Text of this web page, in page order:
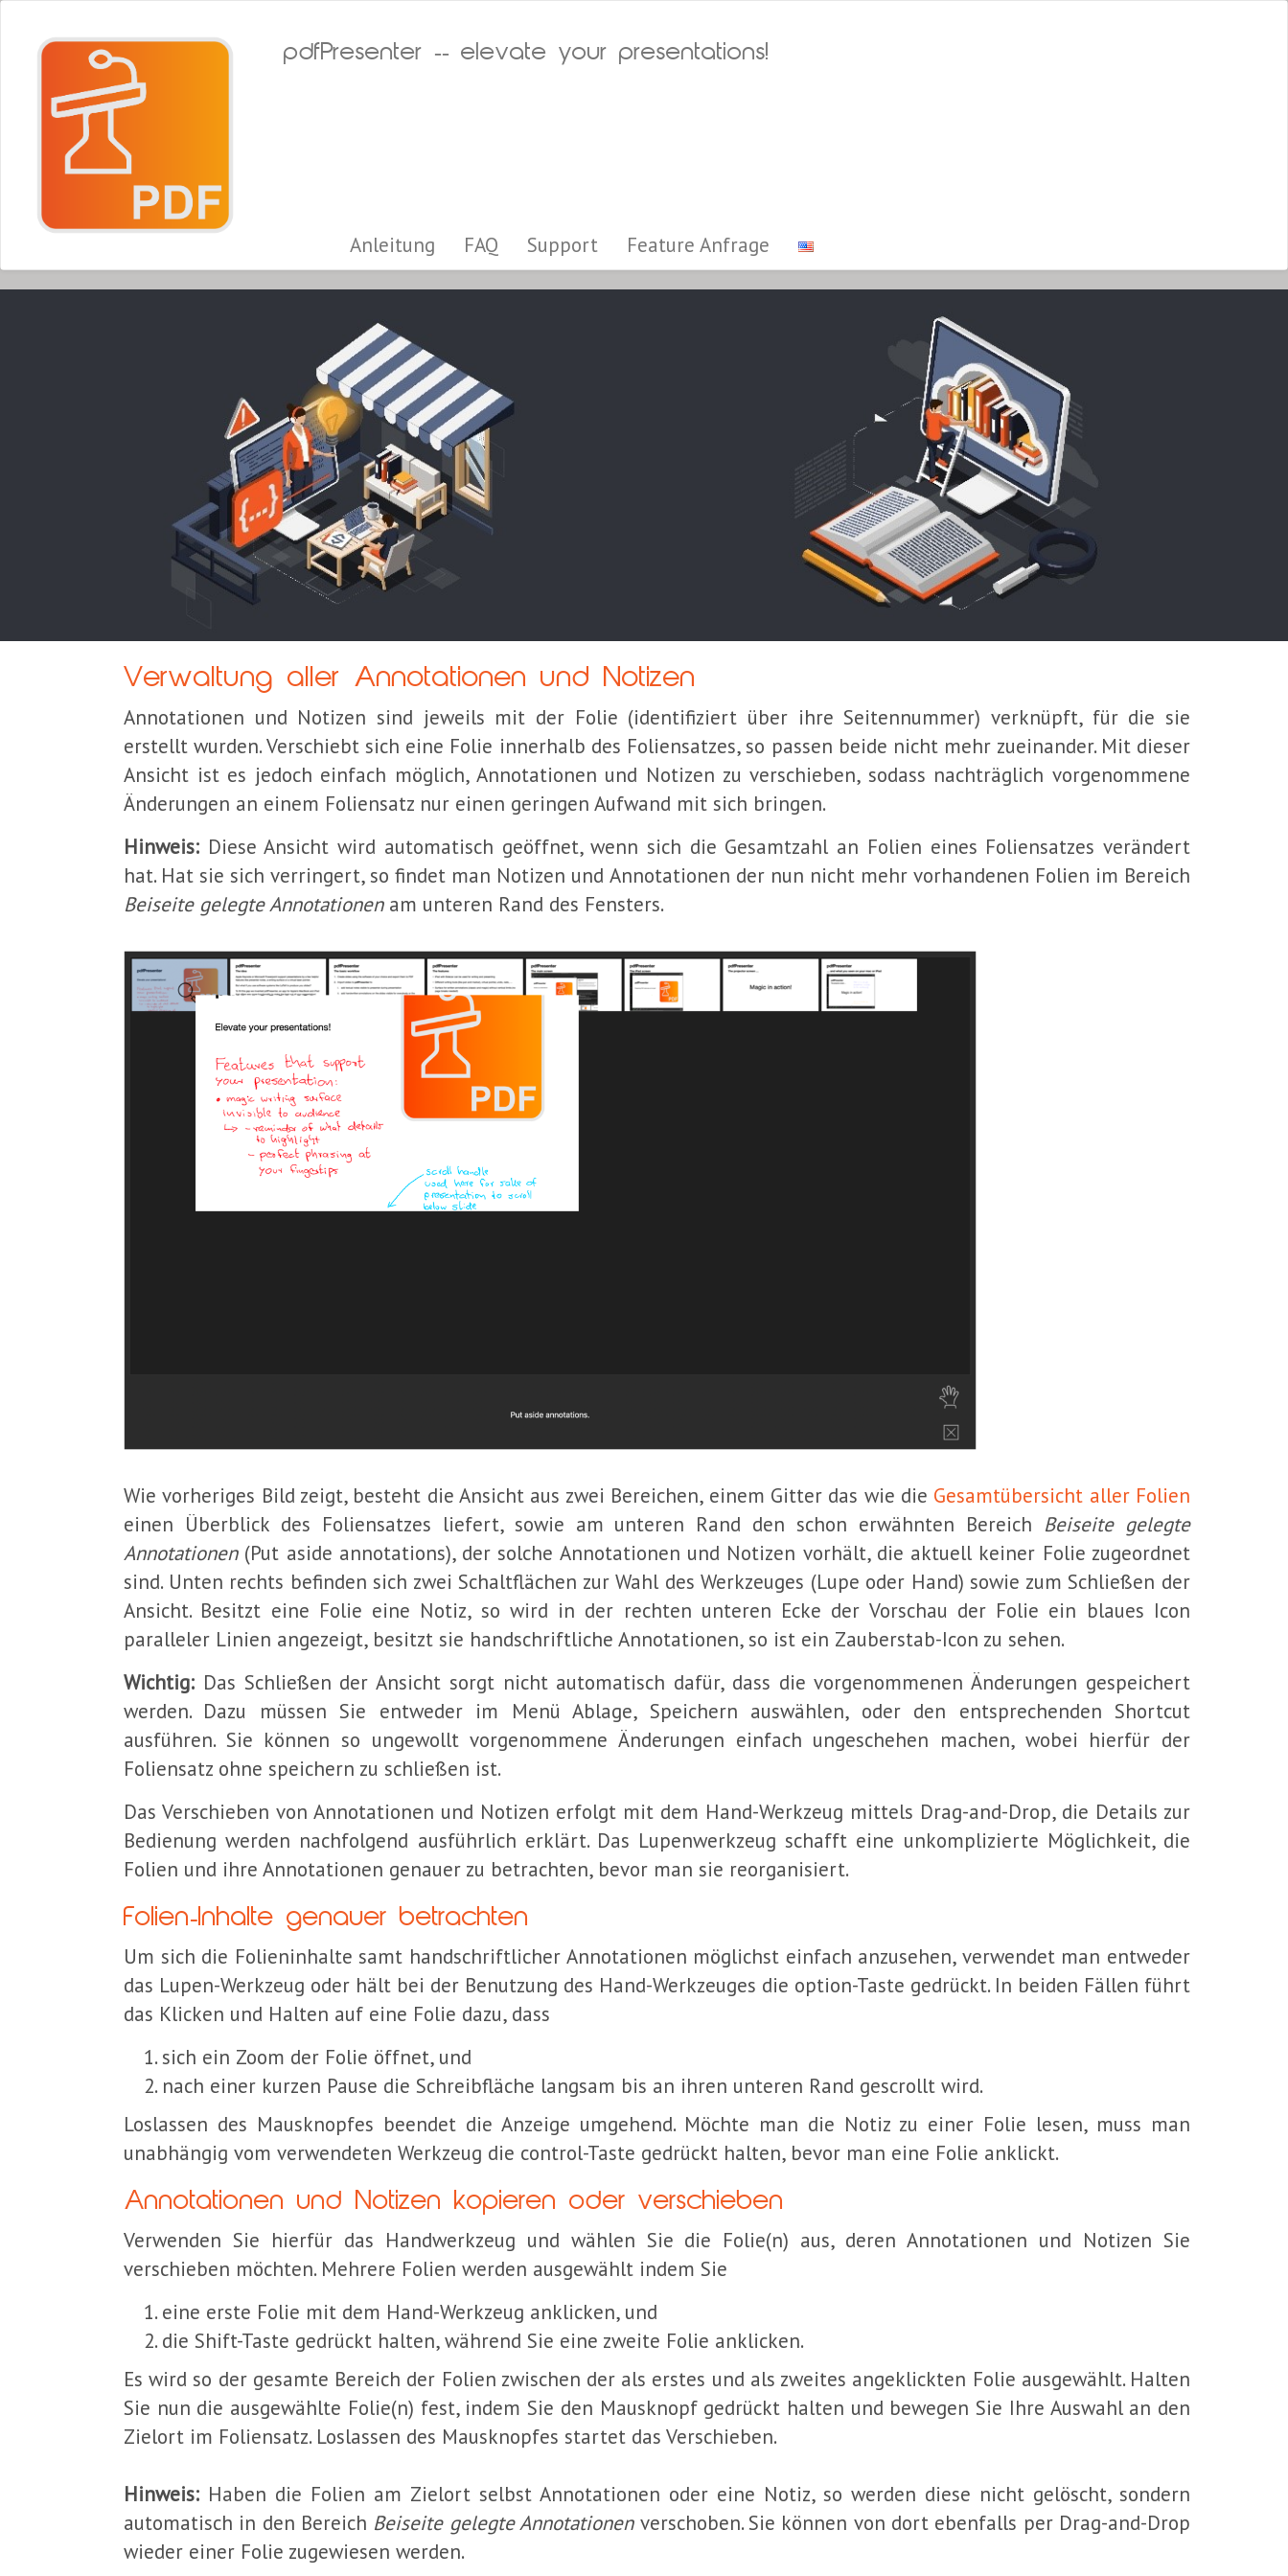
pdfPresenter -- elevate your presentations!
Anleitung FAQ Support Feature Anfrage
Verwaltung aller Annotationen und Notizen
Annotationen und Notizen sind jeweils mit der Folie (identifiziert über ihre Seitennummer) verknüpft, für die sie
erstellt wurden. Verschiebt sich eine Folie innerhalb des Foliensatzes, so passen beide nicht mehr zueinander. Mit dieser
Ansicht ist es jedoch einfach möglich, Annotationen und Notizen zu verschieben, sodass nachträglich vorgenommene
Änderungen an einem Foliensatz nur einen geringen Aufwand mit sich bringen.
Hinweis: Diese Ansicht wird automatisch geöffnet, wenn sich die Gesamtzahl an Folien eines Foliensatzes verändert
hat. Hat sie sich verringert, so findet man Notizen und Annotationen der nun nicht mehr vorhandenen Folien im Bereich
Beiseite gelegte Annotationenam unteren Rand des Fensters.
Wie vorheriges Bild zeigt, besteht die Ansicht aus zwei Bereichen, einem Gitter das wie die Gesamtübersicht aller Folien
einen Überblick des Foliensatzes liefert, sowie am unteren Rand den schon erwähnten Bereich Beiseite gelegte
Annotationen(Put aside annotations), der solche Annotationen und Notizen vorhält, die aktuell keiner Folie zugeordnet
sind. Unten rechts befinden sich zwei Schaltflächen zur Wahl des Werkzeuges (Lupe oder Hand) sowie zum Schließen der
Ansicht. Besitzt eine Folie eine Notiz, so wird in der rechten unteren Ecke der Vorschau der Folie ein blaues Icon
paralleler Linien angezeigt, besitzt sie handschriftliche Annotationen, so ist ein Zauberstab-Icon zu sehen.
Wichtig: Das Schließen der Ansicht sorgt nicht automatisch dafür, dass die vorgenommenen Änderungen gespeichert
werden. Dazu müssen Sie entweder im Menü Ablage, Speichern auswählen, oder den entsprechenden Shortcut
ausführen. Sie können so ungewollt vorgenommene Änderungen einfach ungeschehen machen, wobei hierfür der
Foliensatz ohne speichern zu schließen ist.
Das Verschieben von Annotationen und Notizen erfolgt mit dem Hand-Werkzeug mittels Drag-and-Drop, die Details zur
Bedienung werden nachfolgend ausführlich erklärt. Das Lupenwerkzeug schafft eine unkomplizierte Möglichkeit, die
Folien und ihre Annotationen genauer zu betrachten, bevor man sie reorganisiert.
Folien-Inhalte genauer betrachten
Um sich die Folieninhalte samt handschriftlicher Annotationen möglichst einfach anzusehen, verwendet man entweder
das Lupen-Werkzeug oder hält bei der Benutzung des Hand-Werkzeuges die option-Taste gedrückt. In beiden Fällen führt
das Klicken und Halten auf eine Folie dazu, dass
sich ein Zoom der Folie öffnet, und
nach einer kurzen Pause die Schreibfläche langsam bis an ihren unteren Rand gescrollt wird.
Loslassen des Mausknopfes beendet die Anzeige umgehend. Möchte man die Notiz zu einer Folie lesen, muss man
unabhängig vom verwendeten Werkzeug die control-Taste gedrückt halten, bevor man eine Folie anklickt.
Annotationen und Notizen kopieren oder verschieben
Verwenden Sie hierfür das Handwerkzeug und wählen Sie die Folie(n) aus, deren Annotationen und Notizen Sie
verschieben möchten. Mehrere Folien werden ausgewählt indem Sie
eine erste Folie mit dem Hand-Werkzeug anklicken, und
die Shift-Taste gedrückt halten, während Sie eine zweite Folie anklicken.
Es wird so der gesamte Bereich der Folien zwischen der als erstes und als zweites angeklickten Folie ausgewählt. Halten
Sie nun die ausgewählte Folie(n) fest, indem Sie den Mausknopf gedrückt halten und bewegen Sie Ihre Auswahl an den
Zielort im Foliensatz. Loslassen des Mausknopfes startet das Verschieben.
Hinweis: Haben die Folien am Zielort selbst Annotationen oder eine Notiz, so werden diese nicht gelöscht, sondern
automatisch in den Bereich Beiseite gelegte Annotationen verschoben. Sie können von dort ebenfalls per Drag-and-Drop
wieder einer Folie zugewiesen werden.